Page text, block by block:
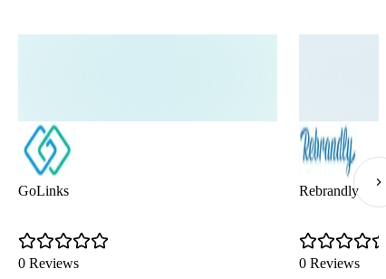
GoLinks
0 Reviews
Rebrandly
0 Reviews